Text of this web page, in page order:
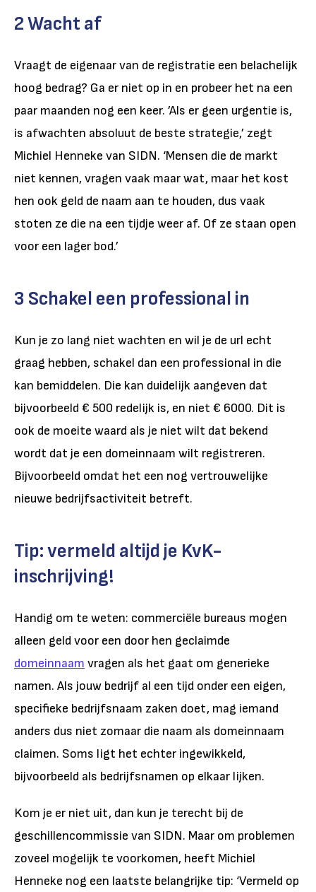
2 Wacht af
Vraagt de eigenaar van de registratie een belachelijk
hoog bedrag? Ga er niet op in en probeer het na een
paar maanden nog een keer. ’Als er geen urgentie is,
is afwachten absoluut de beste strategie,’ zegt
Michiel Henneke van SIDN. ‘Mensen die de markt
niet kennen, vragen vaak maar wat, maar het kost
hen ook geld de naam aan te houden, dus vaak
stoten ze die na een tijdje weer af. Of ze staan open
voor een lager bod.’
3 Schakel een professional in
Kun je zo lang niet wachten en wil je de url echt
graag hebben, schakel dan een professional in die
kan bemiddelen. Die kan duidelijk aangeven dat
bijvoorbeeld € 500 redelijk is, en niet € 6000. Dit is
ook de moeite waard als je niet wilt dat bekend
wordt dat je een domeinnaam wilt registreren.
Bijvoorbeeld omdat het een nog vertrouwelijke
nieuwe bedrijfsactiviteit betreft.
Tip: vermeld altijd je KvK-
inschrijving!
Handig om te weten: commerciële bureaus mogen
alleen geld voor een door hen geclaimde
domeinnaam vragen als het gaat om generieke
namen. Als jouw bedrijf al een tijd onder een eigen,
specifieke bedrijfsnaam zaken doet, mag iemand
anders dus niet zomaar die naam als domeinnaam
claimen. Soms ligt het echter ingewikkeld,
bijvoorbeeld als bedrijfsnamen op elkaar lijken.
Kom je er niet uit, dan kun je terecht bij de
geschillencommissie van SIDN. Maar om problemen
zoveel mogelijk te voorkomen, heeft Michiel
Henneke nog een laatste belangrijke tip: ‘Vermeld op